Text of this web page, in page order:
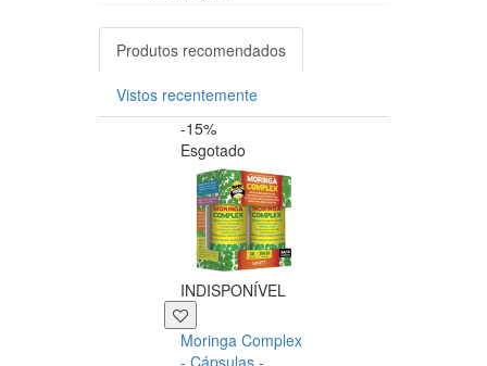
Produtos recomendados
Vistos recentemente
-15%
Esgotado
INDISPONÍVEL
Moringa Complex